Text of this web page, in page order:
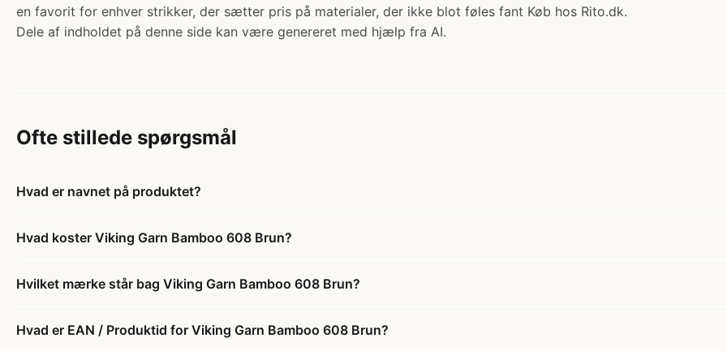
en favorit for enhver strikker, der sætter pris på materialer, der ikke blot føles fant Køb hos Rito.dk.
Dele af indholdet på denne side kan være genereret med hjælp fra AI.
Ofte stillede spørgsmål
Hvad er navnet på produktet?
Hvad koster Viking Garn Bamboo 608 Brun?
Hvilket mærke står bag Viking Garn Bamboo 608 Brun?
Hvad er EAN / Produktid for Viking Garn Bamboo 608 Brun?